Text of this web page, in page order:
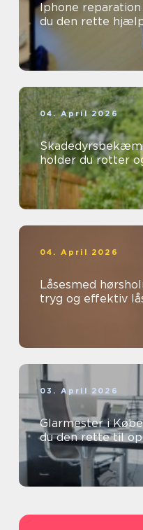
Iphone reparation aalborg
du den rette
04. April 2026
holder du rotter
04. April 2026
Låsesmed hørsholm sådan
tryg og effektiv
03. April 2026
Glarmester i
du den rette til